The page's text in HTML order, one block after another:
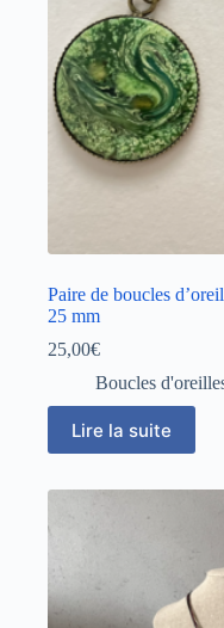
Paire de boucles
25 mm
25,00€
Boucles
Lire la suite